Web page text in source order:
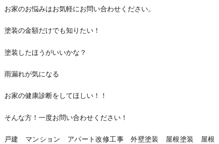
お家のお悩みはお気軽にお問い合わせください。
塗装の金額だけでも知りたい！
塗装したほうがいいかな？
雨漏れが気になる
お家の健康診断をしてほしい！！
そんな方！一度お問い合わせください！
戸建 マンション アパート改修工事 外壁塗装 屋根塗装 屋根